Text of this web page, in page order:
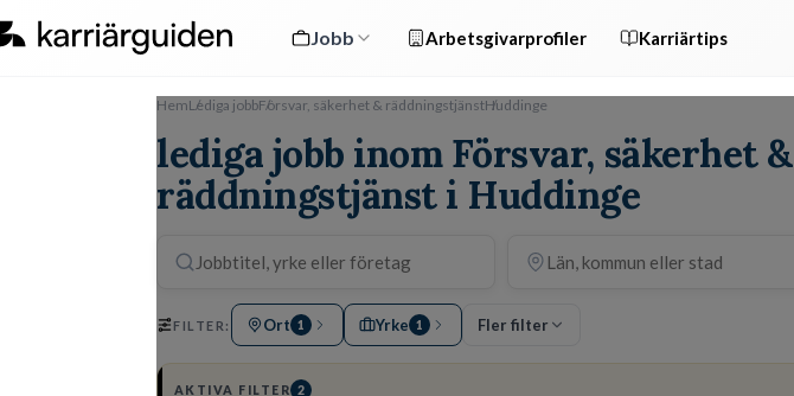
Jobb Arbetsgivarprofiler Karriärtips
HemLediga jobbFörsvar, säkerhet & räddningstjänstHuddinge
lediga jobb inom Försvar, säkerhet &
räddningstjänst i Huddinge
FILTER: Ort 1 Yrke 1 Fler filter
AKTIVA FILTER 2